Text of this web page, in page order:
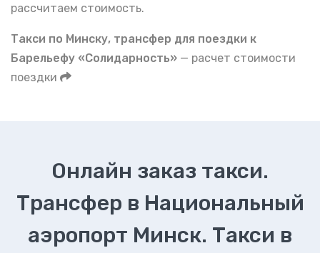
рассчитаем стоимость.
Такси по Минску, трансфер для поездки к
Барельефу «Солидарность» — расчет стоимости
поездки
Онлайн заказ такси.
Трансфер в Национальный
аэропорт Минск. Такси в